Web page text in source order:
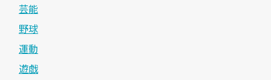
芸能
野球
運動
遊戯